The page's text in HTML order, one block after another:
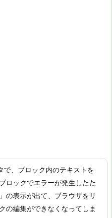
、ブロック内のテキストを
ロックでエラーが発生したた
の表示が出て、ブラウザをリ
の編集ができなくなってしま